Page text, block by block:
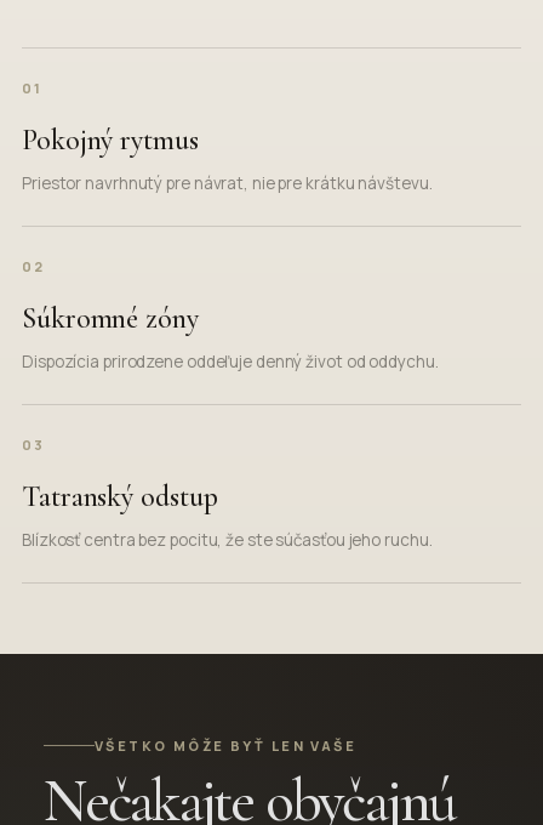
01
Pokojný rytmus
Priestor navrhnutý pre návrat, nie pre krátku návštevu.
02
Súkromné zóny
Dispozícia prirodzene oddeľuje denný život od oddychu.
03
Tatranský odstup
Blízkosť centra bez pocitu, že ste súčasťou jeho ruchu.
VŠETKO MÔŽE BYŤ LEN VAŠE
Nečakajte obyčajnú